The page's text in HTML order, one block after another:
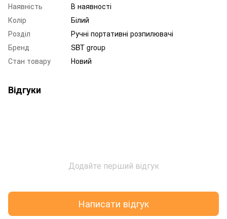
Наявність
В наявності
Колір
Білий
Розділ
Ручні портативні розпилювачі
Бренд
SBT group
Стан товару
Новий
Відгуки
Додайте перший відгук
Написати відгук